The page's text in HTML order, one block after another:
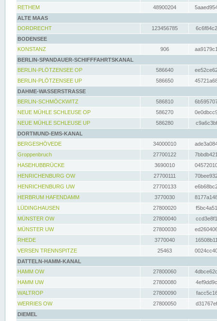
RETHEM
48900204
ALTE MAAS
DORDRECHT
123456785
BODENSEE
KONSTANZ
906
BERLIN-SPANDAUER-SCHIFFFAHRTSKANAL
BERLIN-PLÖTZENSEE OP
586640
BERLIN-PLÖTZENSEE UP
586650
DAHME-WASSERSTRASSE
BERLIN-SCHMÖCKWITZ
586810
NEUE MÜHLE SCHLEUSE OP
586270
NEUE MÜHLE SCHLEUSE UP
586280
DORTMUND-EMS-KANAL
BERGESHÖVEDE
34000010
Groppenbruch
27700122
HASEHUBBRÜCKE
3690010
HENRICHENBURG OW
27700111
HENRICHENBURG UW
27700133
HERBRUM HAFENDAMM
3770030
LÜDINGHAUSEN
27800020
MÜNSTER OW
27800040
MÜNSTER UW
27800030
RHEDE
3770040
VERSEN TRENNSPITZE
25463
DATTELN-HAMM-KANAL
HAMM OW
27800060
HAMM UW
27800080
WALTROP
27800090
WERRIES OW
27800050
DIEMEL